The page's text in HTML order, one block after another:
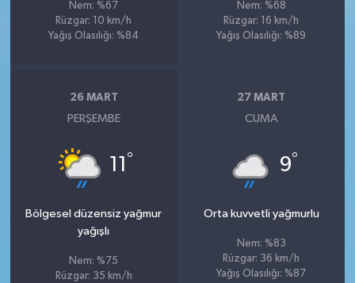
Nem: %67
Rüzgar: 10 km/h
Yağış Olasılığı: %84
Nem: %68
Rüzgar: 16 km/h
Yağış Olasılığı: %89
26 MART
PERŞEMBE
11 °
Bölgesel düzensiz yağmur
yağışlı
Nem: %75
Rüzgar: 35 km/h
27 MART
CUMA
9°
Orta kuvvetli yağmurlu
Nem: %83
Rüzgar: 36 km/h
Yağış Olasılığı: %87